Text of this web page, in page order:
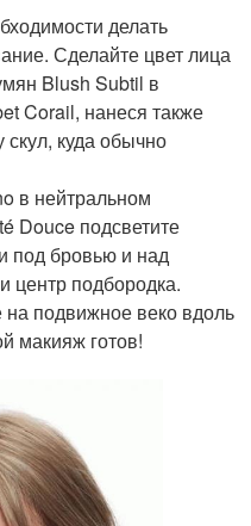
делать
Сделайте цвет лица
Blush Subtil в
Corail, нанеся также
скул, куда обычно
в нейтральном
Douce подсветите
под бровью и над
центр подбородка.
подвижное веко вдоль
макияж готов!